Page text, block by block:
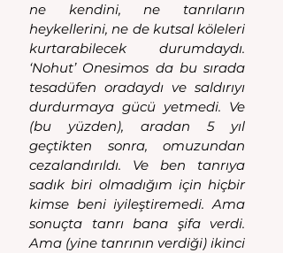
ne kendini, ne tanrıların
heykellerini, ne de kutsal köleleri
kurtarabilecek durumdaydı.
‘Nohut’ Onesimos da bu sırada
tesadüfen oradaydı ve saldırıyı
durdurmaya gücü yetmedi. Ve
(bu yüzden), aradan 5 yıl
geçtikten sonra, omuzundan
cezalandırıldı. Ve ben tanrıya
sadık biri olmadığım için hiçbir
kimse beni iyileştiremedi. Ama
sonuçta tanrı bana şifa verdi.
Ama (yine tanrının verdiği) ikinci